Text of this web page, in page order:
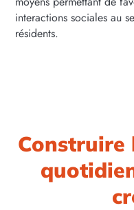
interactions sociales au
résidents.
Construire